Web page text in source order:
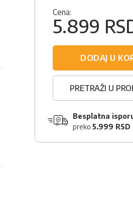
Cena:
5.899
DODAJ U
PRETRAŽI U
Besplatna
preko 5.999 RSD